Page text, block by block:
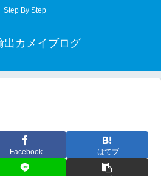
Step By Step
出カメイブログ
Facebook はてブ